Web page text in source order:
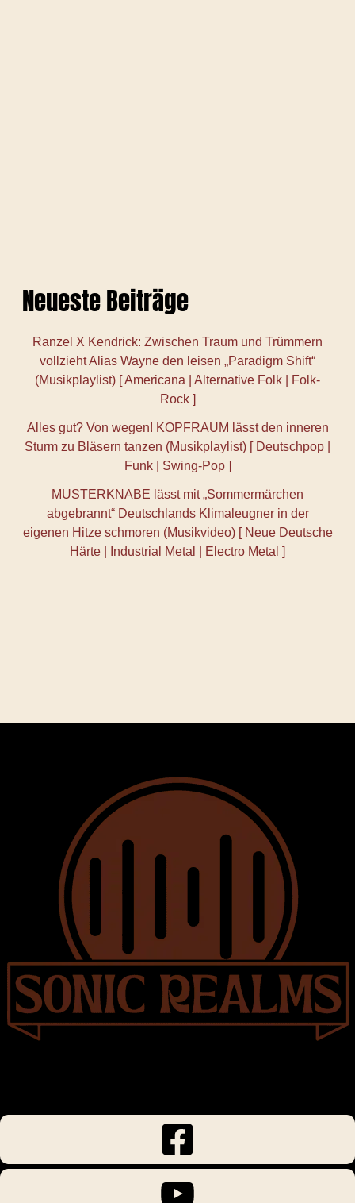
Neueste Beiträge
Ranzel X Kendrick: Zwischen Traum und Trümmern
vollzieht Alias Wayne den leisen „Paradigm Shift“
(Musikplaylist) [ Americana | Alternative Folk | Folk-
Rock ]
Alles gut? Von wegen! KOPFRAUM lässt den inneren
Sturm zu Bläsern tanzen (Musikplaylist) [ Deutschpop |
Funk | Swing-Pop ]
MUSTERKNABE lässt mit „Sommermärchen
abgebrannt“ Deutschlands Klimaleugner in der
eigenen Hitze schmoren (Musikvideo) [ Neue Deutsche
Härte | Industrial Metal | Electro Metal ]